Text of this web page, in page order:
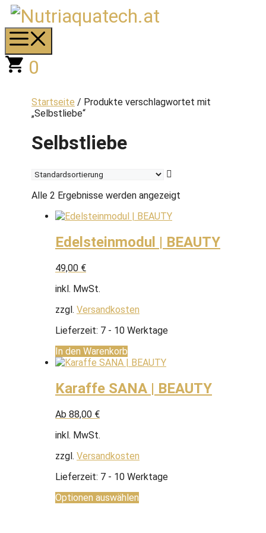
Zum
Inhalt
springen
0
Startseite / Produkte verschlagwortet mit
„Selbstliebe“
Selbstliebe
Alle 2 Ergebnisse werden angezeigt
Edelsteinmodul | BEAUTY
49,00 €
inkl. MwSt.
zzgl. Versandkosten
Lieferzeit: 7 - 10 Werktage
In den Warenkorb
Karaffe SANA | BEAUTY
Ab 88,00 €
inkl. MwSt.
zzgl. Versandkosten
Lieferzeit: 7 - 10 Werktage
Optionen auswählen